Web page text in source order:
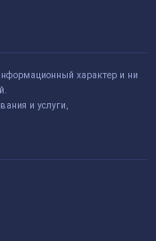
характер и ни
и услуги,